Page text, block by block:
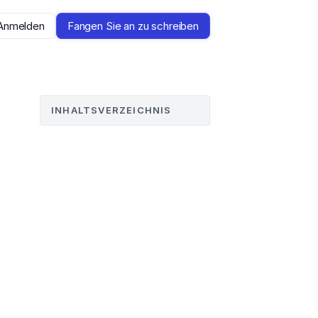
Fangen Sie an zu schreiben
INHALTSVERZEICHNIS